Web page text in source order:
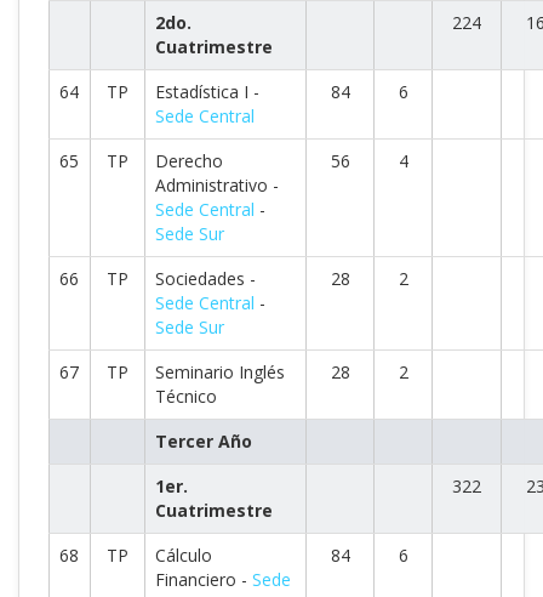
2do.
Cuatrimestre
224
64 TP
Estadística I -
Sede Central
84 6
65 TP
Derecho
Administrativo -
Sede Central -
Sede Sur
56 4
66 TP
Sociedades -
Sede Central -
Sede Sur
28 2
67 TP
Seminario Inglés
Técnico
28 2
Tercer Año
1er.
Cuatrimestre
322
68 TP
Cálculo
Financiero - Sede
84 6